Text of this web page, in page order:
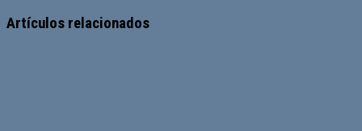
web
Artículos relacionados